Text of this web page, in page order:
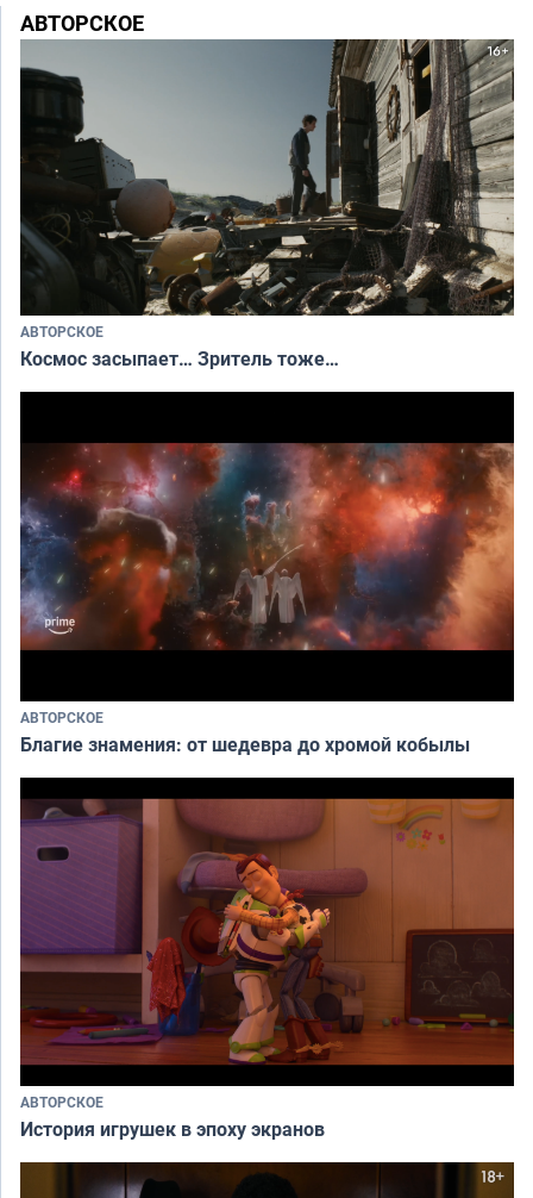
АВТОРСКОЕ
АВТОРСКОЕ
Космос засыпает… Зритель тоже…
АВТОРСКОЕ
Благие знамения: от шедевра до хромой кобылы
АВТОРСКОЕ
История игрушек в эпоху экранов